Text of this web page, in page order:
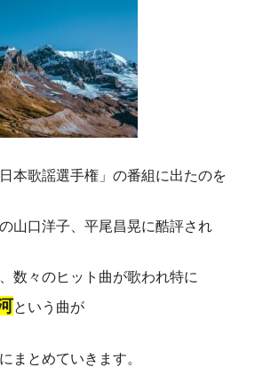
本歌謡選手権」の番組に出たのを
山口洋子、平尾昌晃に酷評され
数々のヒット曲が歌われ特に
という曲が
まとめていきます。